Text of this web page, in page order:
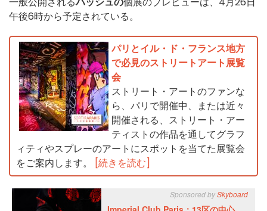
午後6時から予定されている。
パリとイル・ド・フランス地方
で必見のストリートアート展覧
会
ストリート・アートのファンな
ら、パリで開催中、または近々
開催される、ストリート・アー
ティストの作品を通してグラフ
ィティやスプレーのアートにスポットを当てた展覧会
をご案内します。
[続きを読む]